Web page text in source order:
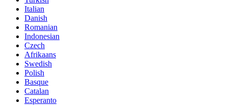
Italian
Danish
Romanian
Indonesian
Czech
Afrikaans
Swedish
Polish
Basque
Catalan
Esperanto